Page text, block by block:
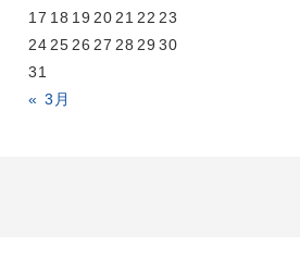
17 18 19 20 21 22 23
24 25 26 27 28 29 30
31
« 3月